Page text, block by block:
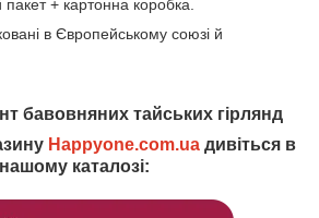
+ картонна коробка.
в Європейському союзі й
бавовняних тайських гірлянд
Happyone.com.ua дивіться в
нашому каталозі: